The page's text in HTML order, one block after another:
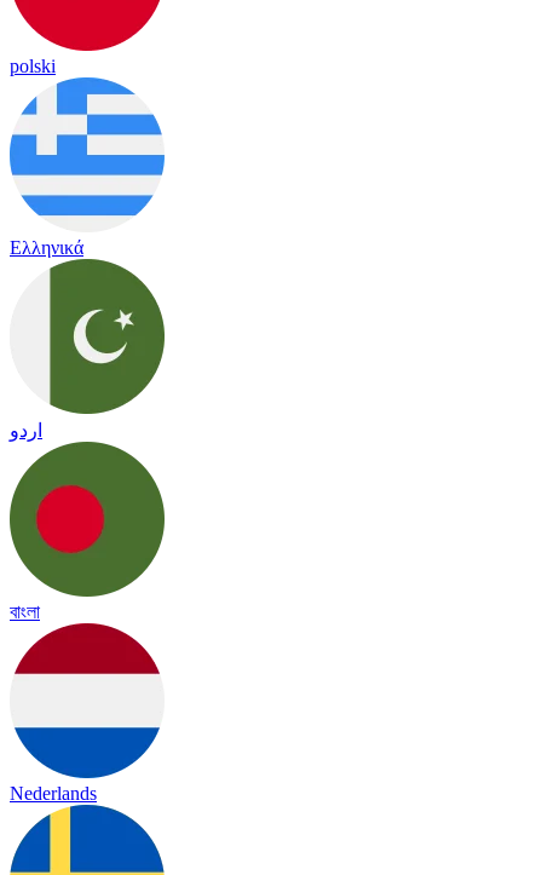
polski
Ελληνικά
اردو
বাংলা
Nederlands